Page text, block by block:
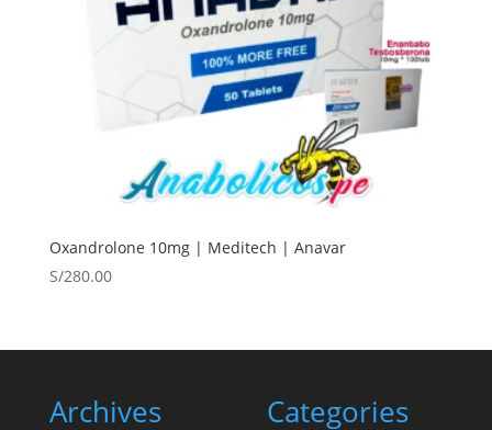
Oxandrolone 10mg | Meditech | Anavar
S/280.00
Archives Categories